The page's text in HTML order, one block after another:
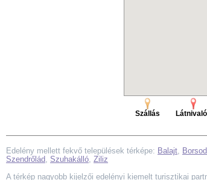
Szállás
Edelény mellett fekvő települések térképe: Balajt,
Szendrőlád, Szuhakálló, Ziliz
A térkép nagyobb kijelzői edelényi kiemelt turisztikai